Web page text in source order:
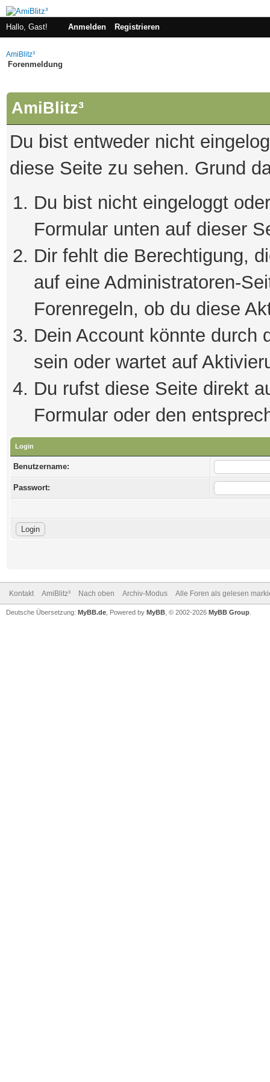
Hallo, Gast! Anmelden Registrieren
AmiBlitz³
Forenmeldung
AmiBlitz³
Du bist entweder nicht
diese Seite zu sehen. Grund
Du bist nicht eingeloggt
Formular unten auf dieser
Dir fehlt die Berechtigung,
auf eine Administratoren-
Forenregeln, ob du diese
Dein Account könnte durch
sein oder wartet auf
Du rufst diese Seite direkt
Formular oder den
Login
Benutzername:
Passwort:
Kontakt AmiBlitz³ Nach oben Archiv-Modus Alle Foren als gelesen
Deutsche Übersetzung: MyBB.de , Powered by MyBB , © 2002-2026 MyBB Group